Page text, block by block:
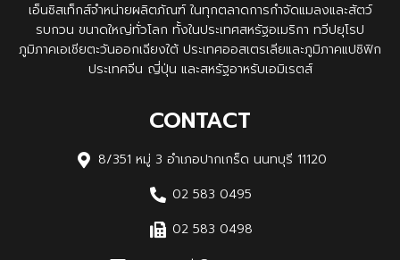
เอ็นซิสเท็กส์จำหน่ายผลิตภัณฑ์ ในทุกตลาดการกำจัดแมลงและสัตว์
รบกวน ขนาดใหญ่ทั่วโลก ทั้งในประเทศสหรัฐอเมริกา ทวีปยุโรป
ภูมิภาคเอเชียตะวันออกเฉียงใต้ ประเทศออสเตรเลียและภูมิภาคแปซิฟิก
ประเทศจีน ญี่ปุ่น และสหรัฐอาหรับเอมิเรตส์
CONTACT
8/351 หมู่ 3 อำเภอปากเกร็ด นนทบุรี 11120
02 583 0495
02 583 0498